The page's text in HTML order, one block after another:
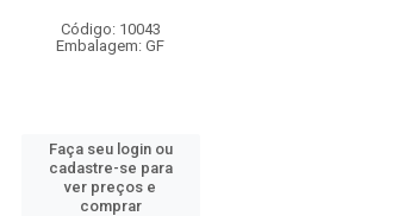
Código: 10043
Embalagem: GF
Faça seu login ou
cadastre-se para
ver preços e
comprar